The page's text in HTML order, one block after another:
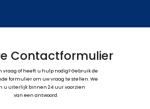
Contactformulier
vraag of heeft u hulp nodig? Gebruik de
formulier om uw vraag te stellen. We
u uiterlijk binnen 24 uur voorzien
van een antwoord.